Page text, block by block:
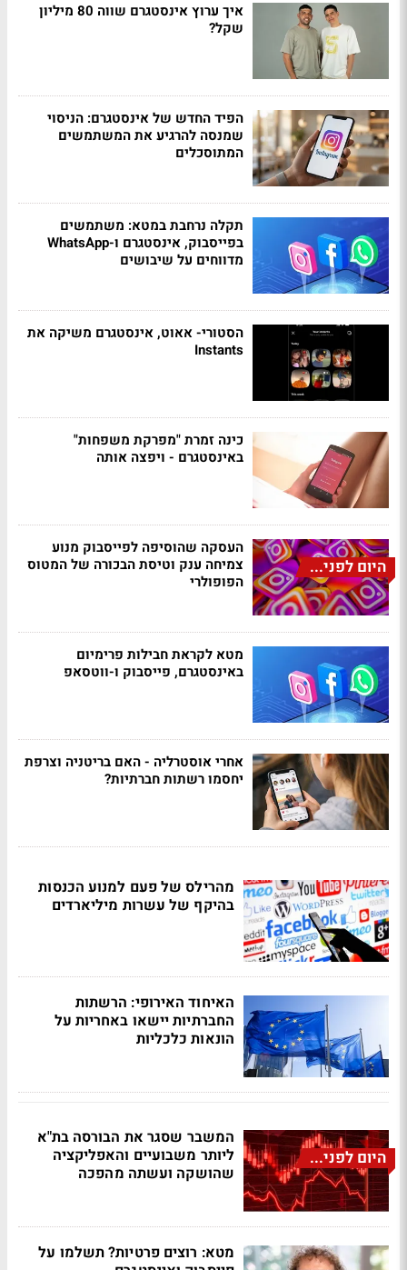
איך ערוץ אינסטגרם שווה 80 מיליון
שקל?
הפיד החדש של אינסטגרם: הניסוי
שמנסה להרגיע את המשתמשים
המתוסכלים
תקלה נרחבת במטא: משתמשים
בפייסבוק, אינסטגרם ו-WhatsApp
מדווחים על שיבושים
הסטורי- אאוט, אינסטגרם משיקה את
Instants
כינה זמרת "מפרקת משפחות"
באינסטגרם - ויפצה אותה
היום לפני...
העסקה שהוסיפה לפייסבוק מנוע
צמיחה ענק וטיסת הבכורה של המטוס
הפופולרי
מטא לקראת חבילות פרימיום
באינסטגרם, פייסבוק ו-ווטסאפ
אחרי אוסטרליה - האם בריטניה וצרפת
יחסמו רשתות חברתיות?
מהרילס של פעם למנוע הכנסות
בהיקף של עשרות מיליארדים
האיחוד האירופי: הרשתות
החברתיות יישאו באחריות על
הונאות כלכליות
היום לפני...
המשבר שסגר את הבורסה בת"א
ליותר משבועיים והאפליקציה
שהושקה ועשתה מהפכה
מטא: רוצים פרטיות? תשלמו על